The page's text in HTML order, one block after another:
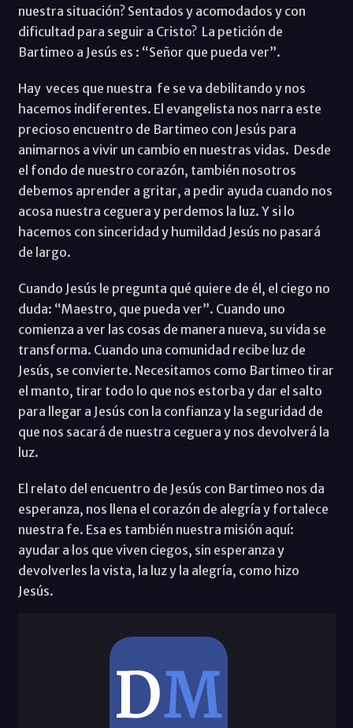
nuestra situación? Sentados y acomodados y con
dificultad para seguir a Cristo? La petición de
Bartimeo a Jesús es : “Señor que pueda ver”.
Hay veces que nuestra fe se va debilitando y nos
hacemos indiferentes. El evangelista nos narra este
precioso encuentro de Bartimeo con Jesús para
animarnos a vivir un cambio en nuestras vidas. Desde
el fondo de nuestro corazón, también nosotros
debemos aprender a gritar, a pedir ayuda cuando nos
acosa nuestra ceguera y perdemos la luz. Y si lo
hacemos con sinceridad y humildad Jesús no pasará
de largo.
Cuando Jesús le pregunta qué quiere de él, el ciego no
duda: “Maestro, que pueda ver”. Cuando uno
comienza a ver las cosas de manera nueva, su vida se
transforma. Cuando una comunidad recibe luz de
Jesús, se convierte. Necesitamos como Bartimeo tirar
el manto, tirar todo lo que nos estorba y dar el salto
para llegar a Jesús con la confianza y la seguridad de
que nos sacará de nuestra ceguera y nos devolverá la
luz.
El relato del encuentro de Jesús con Bartimeo nos da
esperanza, nos llena el corazón de alegría y fortalece
nuestra fe. Esa es también nuestra misión aquí:
ayudar a los que viven ciegos, sin esperanza y
devolverles la vista, la luz y la alegría, como hizo
Jesús.